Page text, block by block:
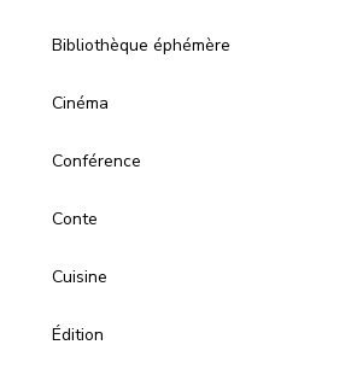
Bibliothèque éphémère
Cinéma
Conférence
Conte
Cuisine
Édition